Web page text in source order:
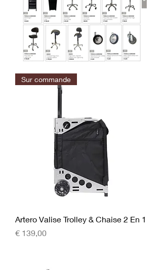
Sur commande
Artero Valise Trolley & Chaise 2 En 1
Prijs
€ 139,00